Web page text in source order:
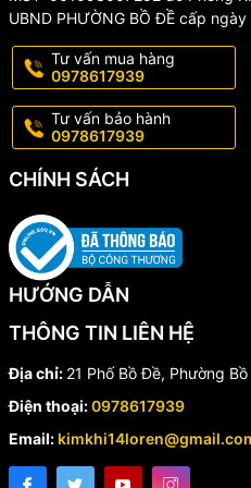
UBND PHƯỜNG BỒ ĐỀ cấp
Tư vấn mua hàng
0978617939
Tư vấn bảo hành
0978617939
CHÍNH SÁCH
HƯỚNG DẪN
THÔNG TIN LIÊN HỆ
Địa chỉ: 21 Phố Bồ Đề, Phường
Điện thoại:0978617939
Email: